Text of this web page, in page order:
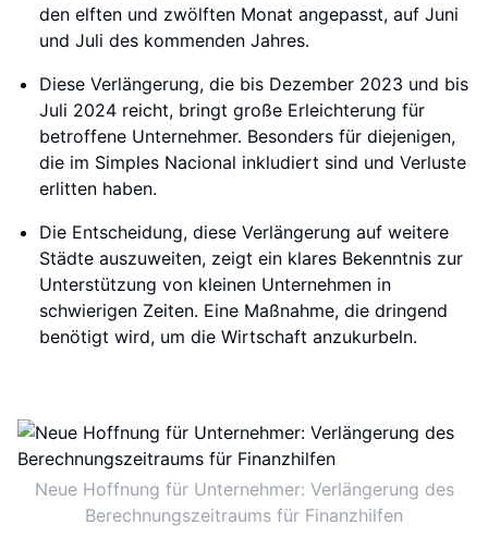
den elften und zwölften Monat angepasst, auf Juni
und Juli des kommenden Jahres.
Diese Verlängerung, die bis Dezember 2023 und bis
Juli 2024 reicht, bringt große Erleichterung für
betroffene Unternehmer. Besonders für diejenigen,
die im Simples Nacional inkludiert sind und Verluste
erlitten haben.
Die Entscheidung, diese Verlängerung auf weitere
Städte auszuweiten, zeigt ein klares Bekenntnis zur
Unterstützung von kleinen Unternehmen in
schwierigen Zeiten. Eine Maßnahme, die dringend
benötigt wird, um die Wirtschaft anzukurbeln.
Neue Hoffnung für Unternehmer: Verlängerung des
Berechnungszeitraums für Finanzhilfen